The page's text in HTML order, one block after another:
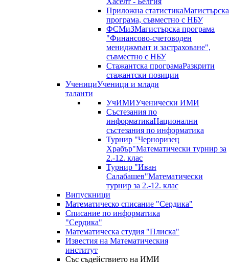
Приложна статистикаМагистърска
програма, съвместно с НБУ
ФСМиЗМагистърска програма
"Финансово-счетоводен
мениджмънт и застраховане",
съвместно с НБУ
Стажантска програмаРазкрити
стажантски позиции
УченициУченици и млади
таланти
УчИМИУченически ИМИ
Състезания по
информатикаНационални
състезания по информатика
Турнир "Черноризец
Храбър"Математически турнир за
2.-12. клас
Турнир "Иван
Салабашев"Математически
турнир за 2.-12. клас
Випускници
Математическо списание "Сердика"
Списание по информатика
"Сердика"
Математическа студия "Плиска"
Известия на Математическия
институт
Със съдействието на ИМИ